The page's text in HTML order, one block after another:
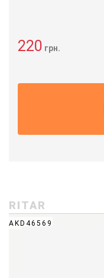
220 грн.
RITAR
AKD46569